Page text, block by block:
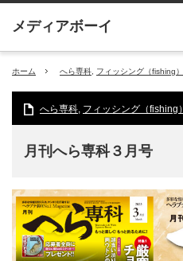
ホーム へら専科 フィッシング（fishing）
へら専科, フィッシング（fishing）
月刊へら専科３月号